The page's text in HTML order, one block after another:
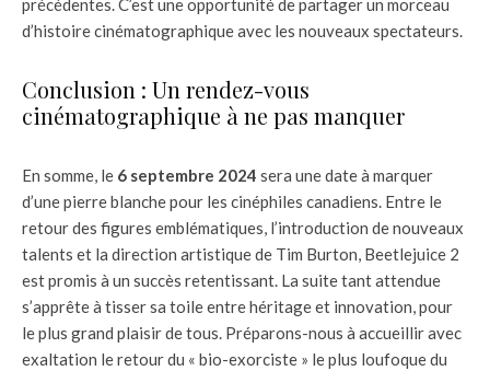
précédentes. C’est une opportunité de partager un morceau
d’histoire cinématographique avec les nouveaux spectateurs.
Conclusion : Un rendez-vous
cinématographique à ne pas manquer
En somme, le 6 septembre 2024 sera une date à marquer
d’une pierre blanche pour les cinéphiles canadiens. Entre le
retour des figures emblématiques, l’introduction de nouveaux
talents et la direction artistique de Tim Burton, Beetlejuice 2
est promis à un succès retentissant. La suite tant attendue
s’apprête à tisser sa toile entre héritage et innovation, pour
le plus grand plaisir de tous. Préparons-nous à accueillir avec
exaltation le retour du « bio-exorciste » le plus loufoque du